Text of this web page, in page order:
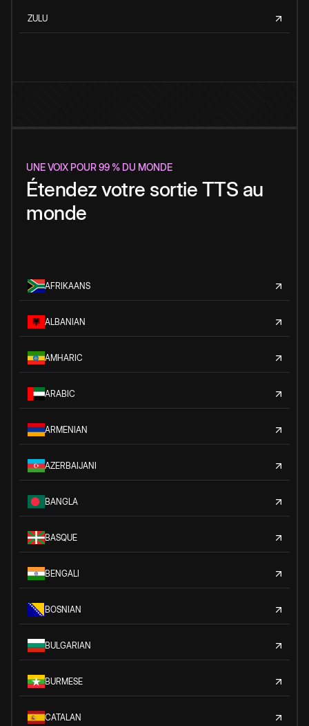
ZULU
UNE VOIX POUR 99 % DU MONDE
Étendez votre sortie TTS au
monde
AFRIKAANS
ALBANIAN
AMHARIC
ARABIC
ARMENIAN
AZERBAIJANI
BANGLA
BASQUE
BENGALI
BOSNIAN
BULGARIAN
BURMESE
CATALAN